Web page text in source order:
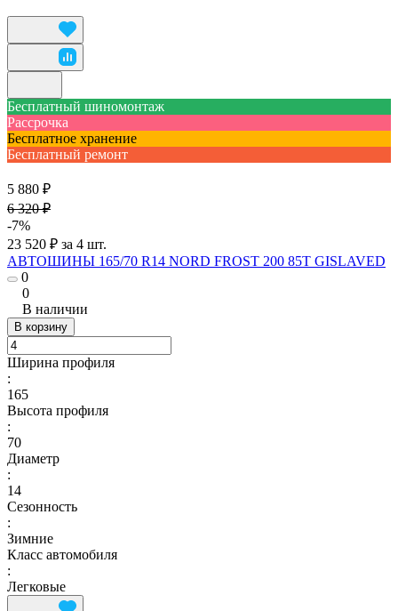
Бесплатный шиномонтаж
Рассрочка
Бесплатное хранение
Бесплатный ремонт
5 880 ₽
6 320 ₽
-7%
23 520 ₽ за 4 шт.
АВТОШИНЫ 165/70 R14 NORD FROST 200 85T GISLAVED
0
0
В наличии
В корзину
Ширина профиля
:
165
Высота профиля
:
70
Диаметр
:
14
Сезонность
:
Зимние
Класс автомобиля
:
Легковые